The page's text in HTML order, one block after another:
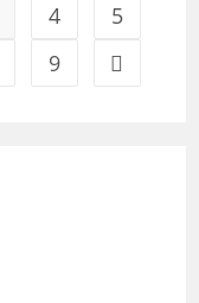
4
5
9